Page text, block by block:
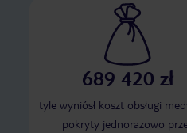
omijajcie ten hotel .
689 420 zł
tyle wyniósł koszt obsługi
pokryty jednorazowo